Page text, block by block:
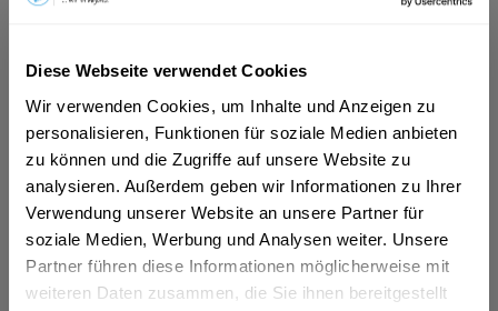
Diese Webseite verwendet Cookies
Wir verwenden Cookies, um Inhalte und Anzeigen zu
personalisieren, Funktionen für soziale Medien anbieten
zu können und die Zugriffe auf unsere Website zu
analysieren. Außerdem geben wir Informationen zu Ihrer
Verwendung unserer Website an unsere Partner für
soziale Medien, Werbung und Analysen weiter. Unsere
Partner führen diese Informationen möglicherweise mit
weiteren Daten zusammen, die Sie ihnen bereitgestellt
ab 8,69 € *
Inhalt: 0.7 Liter (12,41 € * / 1 Liter)
inkl. MwSt.ggf. zzgl. Erschwerniszuschlag
Vorrätig
In den Warenkorb